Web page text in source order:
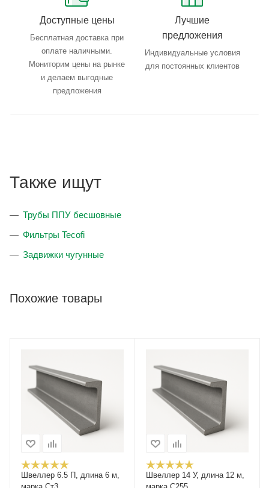
Доступные цены
Бесплатная доставка при
оплате наличными.
Мониторим цены на рынке
и делаем выгодные
предложения
Лучшие
предложения
Индивидуальные условия
для постоянных клиентов
Также ищут
Трубы ППУ бесшовные
Фильтры Tecofi
Задвижки чугунные
Похожие товары
Швеллер 6.5 П, длина 6 м,
Швеллер 14 У, длина 12 м,